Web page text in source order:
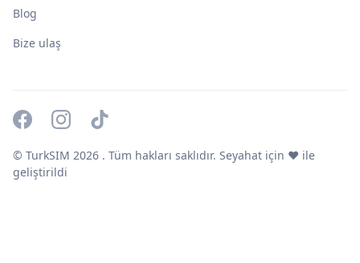
Blog
Bize ulaş
© TurkSIM 2026 . Tüm hakları saklıdır. Seyahat için ❤️ ile
geliştirildi